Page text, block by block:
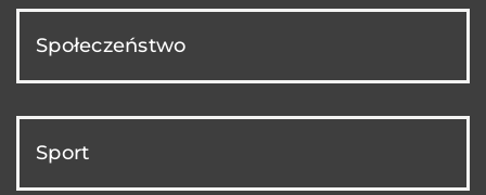
Społeczeństwo
Sport